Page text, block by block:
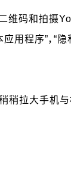
维码和拍摄
用程序”，“
稍拉大手机与